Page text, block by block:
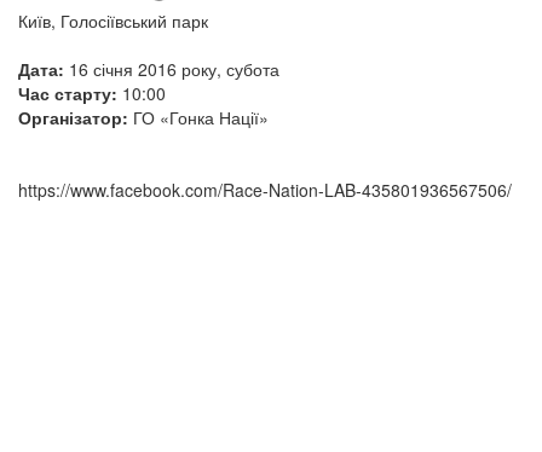
Київ, Голосіївський парк
Дата: 16 січня 2016 року, субота
Час старту: 10:00
Організатор: ГО «Гонка Нації»
https://www.facebook.com/Race-Nation-LAB-435801936567506/